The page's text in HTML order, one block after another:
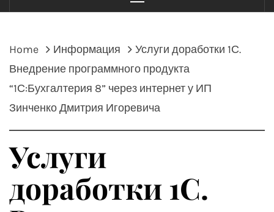
Home Информация
Услуги доработки 1С.
Внедрение программного продукта
“1С:Бухгалтерия 8” через интернет у ИП
Зинченко Дмитрия Игоревича
Услуги
доработки 1С.